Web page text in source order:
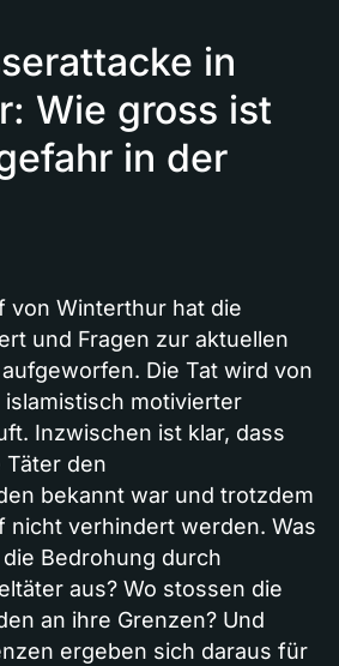
in
Wie gross ist
in der
von Winterthur hat die
und Fragen zur aktuellen
Die Tat wird von
motivierter
Inzwischen ist klar, dass
Täter den
bekannt war und trotzdem
nicht verhindert werden. Was
Bedrohung durch
aus? Wo stossen die
an ihre Grenzen? Und
ergeben sich daraus für